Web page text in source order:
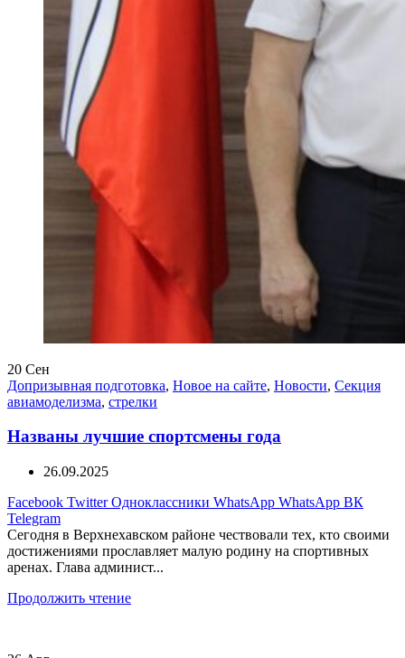
20 Сен
Допризывная подготовка, Новое на сайте, Новости, Секция
авиамоделизма, стрелки
Названы лучшие спортсмены года
26.09.2025
Facebook Twitter Одноклассники WhatsApp WhatsApp ВК
Telegram
Сегодня в Верхнехавском районе чествовали тех, кто своими
достижениями прославляет малую родину на спортивных
аренах. Глава админист...
Продолжить чтение